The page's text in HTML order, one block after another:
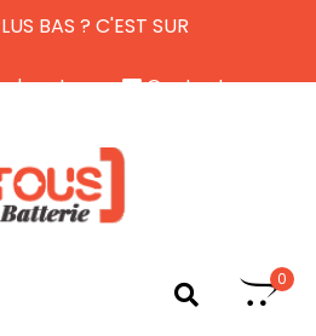
BAS ? C'EST SUR
de retour
Contactez-nous
0